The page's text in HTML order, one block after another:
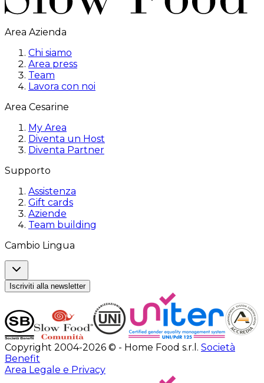
Area Azienda
Chi siamo
Area press
Team
Lavora con noi
Area Cesarine
My Area
Diventa un Host
Diventa Partner
Supporto
Assistenza
Gift cards
Aziende
Team building
Cambio Lingua
Iscriviti alla newsletter
Copyright 2004-2026 © - Home Food s.r.l. Società
Benefit
Area Legale e Privacy